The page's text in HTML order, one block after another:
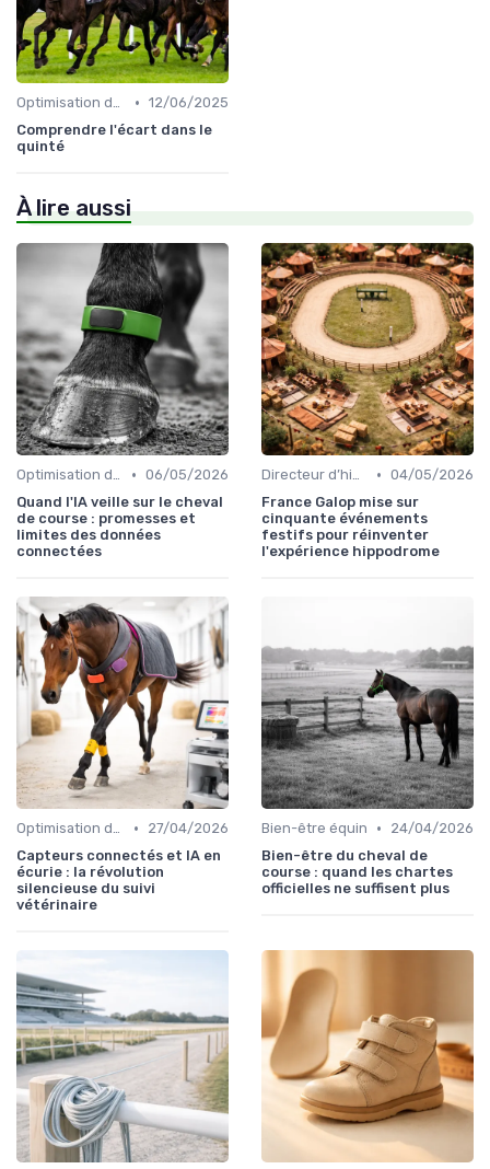
Optimisation des performances • 12/06/2025
Comprendre l'écart dans le
quinté
À lire aussi
Optimisation des performances • 06/05/2026
Quand l'IA veille sur le cheval
de course : promesses et
limites des données
connectées
Directeur d’hippodrome • 04/05/2026
France Galop mise sur
cinquante événements
festifs pour réinventer
l'expérience hippodrome
Optimisation des performances •
27/04/2026
Capteurs connectés et IA en
écurie : la révolution
silencieuse du suivi
vétérinaire
Bien-être équin •
24/04/2026
Bien-être du cheval de
course : quand les chartes
officielles ne suffisent plus